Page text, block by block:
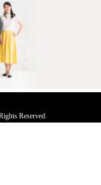
Reserved.